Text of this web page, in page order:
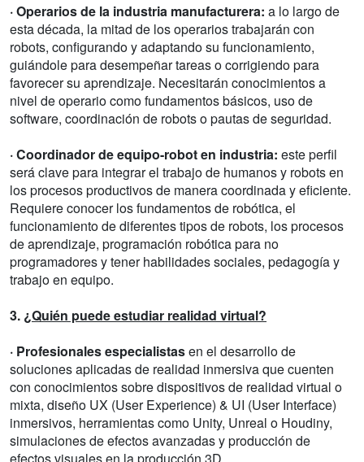
· Operarios de la industria manufacturera: a lo largo de
esta década, la mitad de los operarios trabajarán con
robots, configurando y adaptando su funcionamiento,
guiándole para desempeñar tareas o corrigiendo para
favorecer su aprendizaje. Necesitarán conocimientos a
nivel de operario como fundamentos básicos, uso de
software, coordinación de robots o pautas de seguridad.
· Coordinador de equipo-robot en industria: este perfil
será clave para integrar el trabajo de humanos y robots en
los procesos productivos de manera coordinada y eficiente.
Requiere conocer los fundamentos de robótica, el
funcionamiento de diferentes tipos de robots, los procesos
de aprendizaje, programación robótica para no
programadores y tener habilidades sociales, pedagogía y
trabajo en equipo.
3. ¿Quién puede estudiar realidad virtual?
· Profesionales especialistasen el desarrollo de
soluciones aplicadas de realidad inmersiva que cuenten
con conocimientos sobre dispositivos de realidad virtual o
mixta, diseño UX (User Experience) & UI (User Interface)
inmersivos, herramientas como Unity, Unreal o Houdiny,
simulaciones de efectos avanzadas y producción de
efectos visuales en la producción 3D.